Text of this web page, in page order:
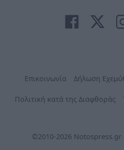
Επικοινωνία Δήλωση
Πολιτική κατά της Διαφθοράς
©2010-2026